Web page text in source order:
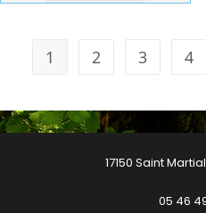
1 2 3 4
17150 Saint
05 46